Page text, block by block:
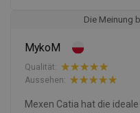
Die Meinung
MykoM
Qualität:
Aussehen:
Mexen Catia hat die